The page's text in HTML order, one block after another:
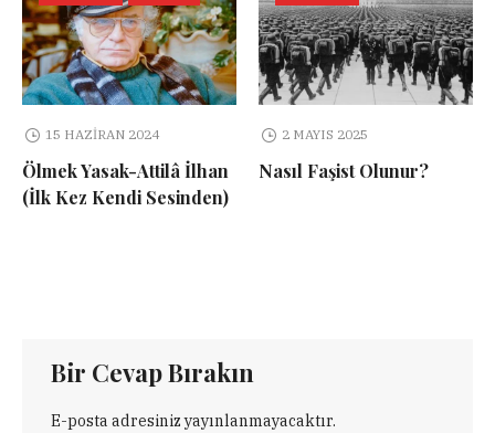
15 HAZIRAN 2024
Ölmek Yasak-Attilâ İlhan
(İlk Kez Kendi Sesinden)
2 MAYIS 2025
Nasıl Faşist Olunur?
Bir Cevap Bırakın
E-posta adresiniz yayınlanmayacaktır.